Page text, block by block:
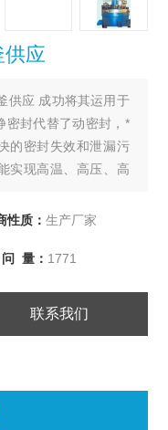
供应
供应 成功将其运用于
密封代替了动密封，*
的密封失效和泄漏污
实现高温、高压、高
细化工以及微生物工
性质： 生产厂家
量： 1771
联系我们